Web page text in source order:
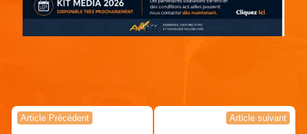
Navigation
Article Précédent Article suivant